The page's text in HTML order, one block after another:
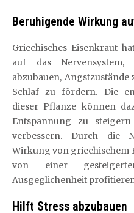
Beruhigende Wirkung
Griechisches Eisenkraut
auf das
abzubauen,
Schlaf zu fördern. Die
dieser Pflanze können
Entspannung zu
verbessern. Durch die
Wirkung von griechischem
von einer
Ausgeglichenheit
Hilft Stress abzubauen